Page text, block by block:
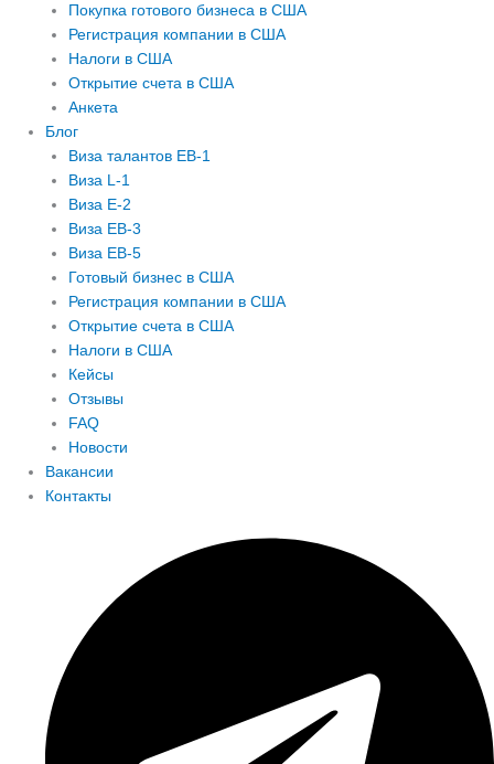
Покупка готового бизнеса в США
Регистрация компании в США
Налоги в США
Открытие счета в США
Анкета
Блог
Виза талантов EB-1
Виза L-1
Виза E-2
Виза EB-3
Виза EB-5
Готовый бизнес в США
Регистрация компании в США
Открытие счета в США
Налоги в США
Кейсы
Отзывы
FAQ
Новости
Вакансии
Контакты